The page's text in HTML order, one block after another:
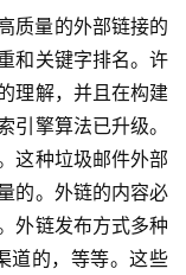
质量的外部链接的
和关键字排名。许
理解，并且在构建
引擎算法已升级。
这种垃圾邮件外部
的。外链的内容必
外链发布方式多种
道的，等等。这些